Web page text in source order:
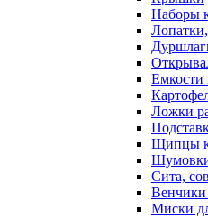
Наборы
Емкости
Ложки
Щипцы
Сита,
Венчики
Миски